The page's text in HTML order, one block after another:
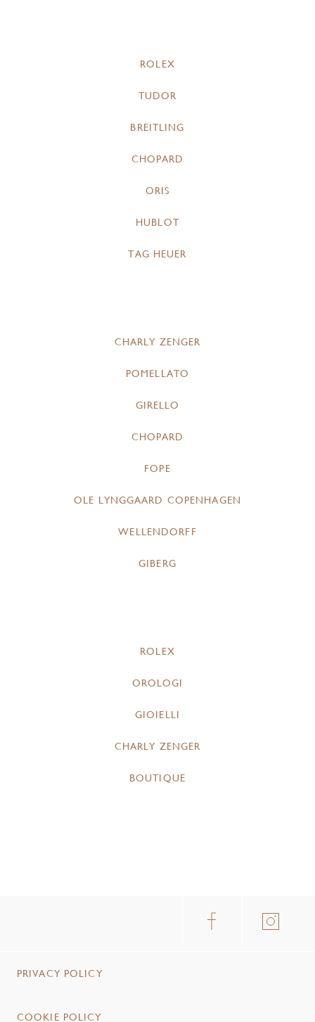
ROLEX
TUDOR
BREITLING
CHOPARD
ORIS
HUBLOT
TAG HEUER
CHARLY ZENGER
POMELLATO
GIRELLO
CHOPARD
FOPE
OLE LYNGGAARD COPENHAGEN
WELLENDORFF
GIBERG
ROLEX
OROLOGI
GIOIELLI
CHARLY ZENGER
BOUTIQUE
PRIVACY POLICY
COOKIE POLICY